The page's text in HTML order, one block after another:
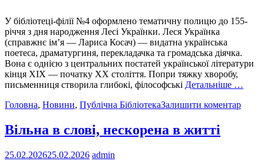
У бібліотеці-філії №4 оформлено тематичну полицю до 155-
річчя з дня народження Лесі Українки. Леся Українка
(справжнє ім’я — Лариса Косач) — видатна українська
поетеса, драматургиня, перекладачка та громадська діячка.
Вона є однією з центральних постатей української літератури
кінця ХІХ — початку ХХ століття. Попри тяжку хворобу,
письменниця створила глибокі, філософські Детальніше …
Головна, Новини, Публічна БібліотекаЗалишити коментар
Вільна в слові, нескорена в житті
25.02.202625.02.2026 admin